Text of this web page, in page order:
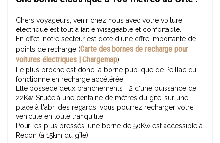
Chers voyageurs, venir chez nous avec votre voiture
électrique est tout à fait envisageable et confortable.
En effet, notre secteur est doté d'une offre importante de
points de recharge (Carte des bornes de recharge pour
voitures électriques | Chargemap)
Le plus proche est donc la borne publique de Peillac qui
fonctionne en recharge accélérée.
Elle possède deux branchements T2 d'une puissance de
22Kw. Située à une centaine de mètres du gîte, sur une
place à l'abri des regards, vous pourrez recharger votre
véhicule en toute tranquilité.
Pour les plus pressés, une borne de 50Kw est accessible à
Redon (à 15km du gîte).